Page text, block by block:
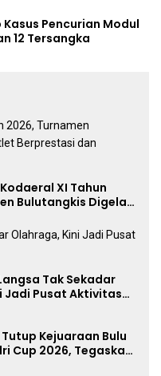
Pencurian Modul
12 Tersangka
XI Tahun
Bulutangkis Digelar
Prajurit
Tak Sekadar
Jadi Pusat Aktivitas
Kejuaraan Bulu
Cup 2026, Tegaskan